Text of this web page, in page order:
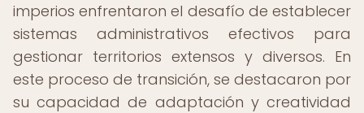
imperios enfrentaron el desafío de establecer
sistemas administrativos efectivos para
gestionar territorios extensos y diversos. En
este proceso de transición, se destacaron por
su capacidad de adaptación y creatividad